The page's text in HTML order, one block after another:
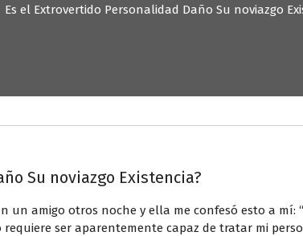
Es el Extrovertido Personalidad Daño Su noviazgo
Su noviazgo Existencia?
amigo otros noche y ella me confesó esto a mí:
ser aparentemente capaz de tratar mi